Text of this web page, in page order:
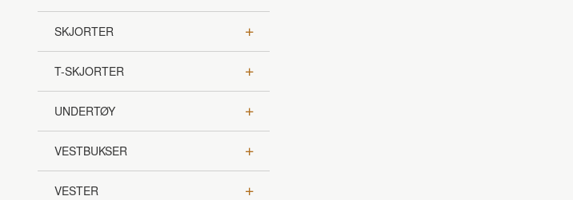
SKJORTER
T-SKJORTER
UNDERTØY
VESTBUKSER
VESTER